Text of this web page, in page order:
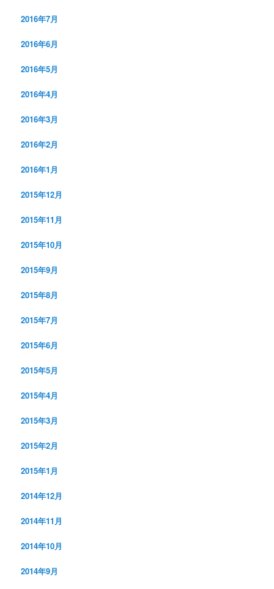
2016年7月
2016年6月
2016年5月
2016年4月
2016年3月
2016年2月
2016年1月
2015年12月
2015年11月
2015年10月
2015年9月
2015年8月
2015年7月
2015年6月
2015年5月
2015年4月
2015年3月
2015年2月
2015年1月
2014年12月
2014年11月
2014年10月
2014年9月